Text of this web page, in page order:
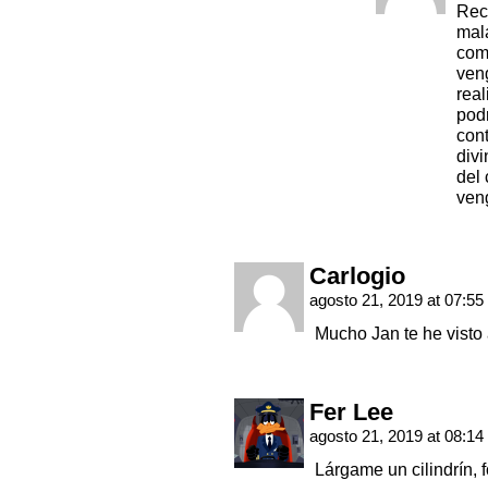
del
Carlogio
agosto 21, 2019 at 07:55
Mucho Jan te he visto
Fer Lee
agosto 21, 2019 at 08:14
Lárgame un cilindrín,